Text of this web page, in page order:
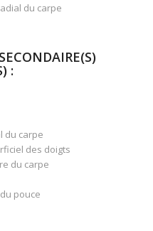
du carpe
:
du carpe
des doigts
du carpe
pouce